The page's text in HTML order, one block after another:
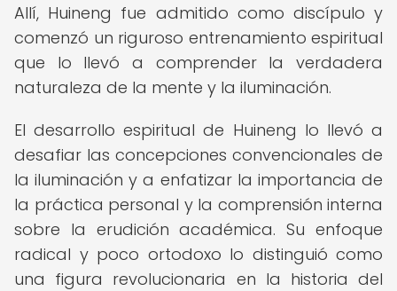
Allí, Huineng fue admitido como discípulo y
comenzó un riguroso entrenamiento espiritual
que lo llevó a comprender la verdadera
naturaleza de la mente y la iluminación.
El desarrollo espiritual de Huineng lo llevó a
desafiar las concepciones convencionales de
la iluminación y a enfatizar la importancia de
la práctica personal y la comprensión interna
sobre la erudición académica. Su enfoque
radical y poco ortodoxo lo distinguió como
una figura revolucionaria en la historia del